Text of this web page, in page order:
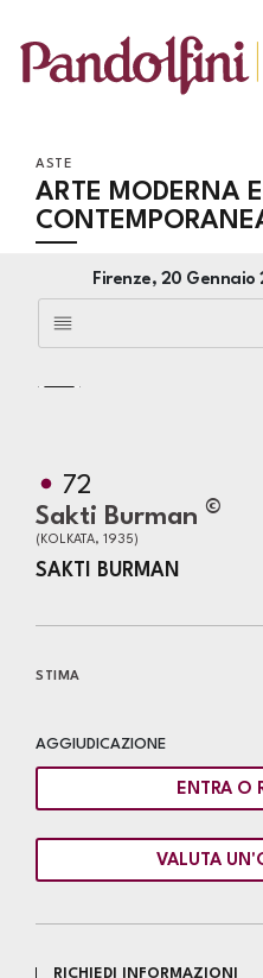
ASTE
ARTE MODERNA E
Firenze, 20 Gennaio
72
Sakti Burman ©
(KOLKATA, 1935)
SAKTI BURMAN
STIMA
AGGIUDICAZIONE
ENTRA O
VALUTA
RICHIEDI INFORMAZIONI